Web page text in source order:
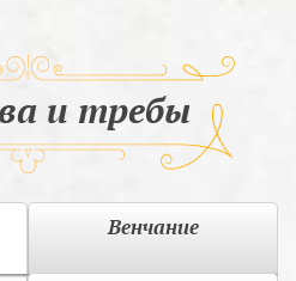
и требы
Венчание